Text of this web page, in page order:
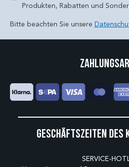
Produkten, Rabatten und
Bitte beachten Sie unsere
Geschäftszeiten des
SERVICE-